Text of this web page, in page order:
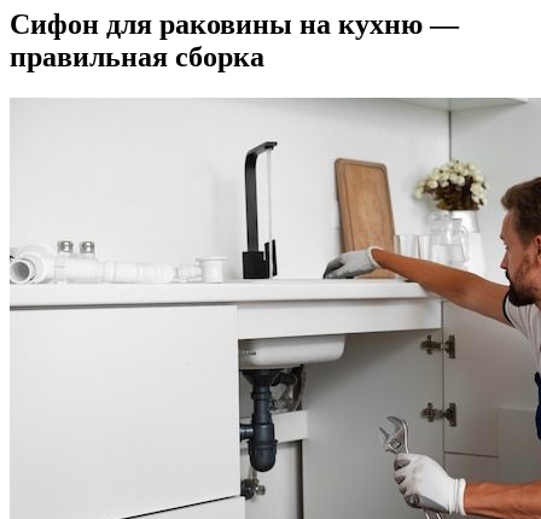
Сифон для раковины на кухню —
правильная сборка